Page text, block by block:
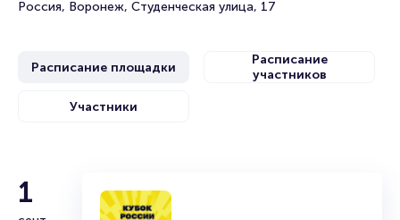
Portalbilet – удобный и надежный сервис для покупки и
продажи билетов на мероприятия разного формата.
Среднее время на покупку билета здесь начиная с выбора
места завершая оформлением его в зрительном зале на
Полезные ссылки
Россия, Воронеж, Студенческая улица, 17
Расписание площадки
Расписание
участников
Участники
10
1